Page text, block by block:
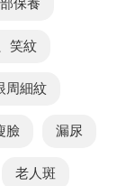
保養
笑紋
周細紋
臉 漏尿
老人斑